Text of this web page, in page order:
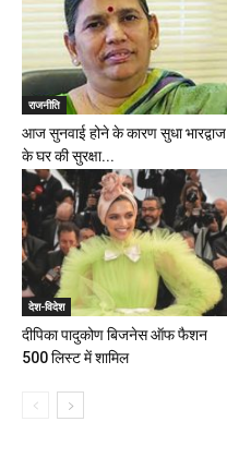
राजनीति
आज सुनवाई होने के कारण सुधा भारद्वाज
के घर की सुरक्षा...
देश-विदेश
दीपिका पादुकोण बिजनेस ऑफ फैशन
500 लिस्ट में शामिल